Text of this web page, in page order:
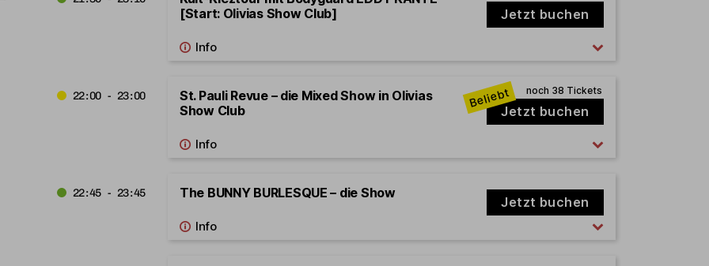
[Start: Olivias Show Club]
Jetzt buchen
22:00 - 23:00
St. Pauli Revue – die Mixed Show in Olivias
Show Club
Jetzt buchen
22:45 - 23:45 The BUNNY BURLESQUE – die Show
Jetzt buchen